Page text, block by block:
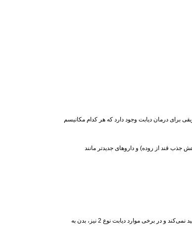
برای درمان دیابت وجود دارد که هر کدام مکانیسم
(کاهش جذب قند از روده) و داروهای جدیدتر مانند
همانطور که قبلا بیان شد، انسولین هورمونی است که توسط لوزالمعده تولید می‌شود و وظیفه انتقال گلوکز (قند خون) از خون به سلول‌ها را بر عهده دارد. در دیابت نوع 1، بدن به هیچ عنوان انسولین تولید نمی‌کند و در برخی موارد دیابت نوع 2 نیز، بدن به